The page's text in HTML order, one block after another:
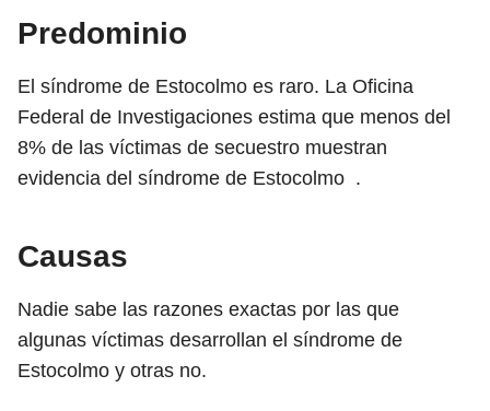
Predominio
El síndrome de Estocolmo es raro. La Oficina
Federal de Investigaciones estima que menos del
8% de las víctimas de secuestro muestran
evidencia del síndrome de Estocolmo .
Causas
Nadie sabe las razones exactas por las que
algunas víctimas desarrollan el síndrome de
Estocolmo y otras no.